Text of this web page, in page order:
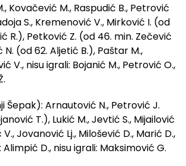
Kovačević M., Raspudić B., Petrović
S., Kremenović V., Mirković I. (od
R.), Petković Z. (od 46. min. Zečević
(od 62. Aljetić B.), Paštar M.,
V., nisu igrali: Bojanić M., Petrović O.,
Šepak): Arnautović N., Petrović J.
T.), Lukić M., Jevtić S., Mijailović
V., Jovanović Lj., Milošević D., Marić D.,
D., nisu igrali: Maksimović G.